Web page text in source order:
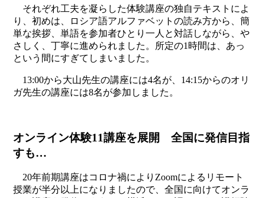
それぞれ工夫を凝らした体験講座の独自テキストによ
り、初めは、ロシア語アルファベットの読み方から、簡
単な挨拶、単語を参加者ひとり一人と対話しながら、や
さしく、丁寧に進められました。所定の1時間は、あっ
という間にすぎてしまいました。
13:00から大山先生の講座には4名が、14:15からのオリ
ガ先生の講座には8名が参加しました。
オンライン体験11講座を展開 全国に発信目指
すも…
20年前期講座はコロナ禍によりZoomによるリモート
授業が半分以上になりましたので、全国に向けてオンラ